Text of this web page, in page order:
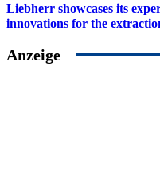
Liebherr showcases its
innovations for the
Anzeige